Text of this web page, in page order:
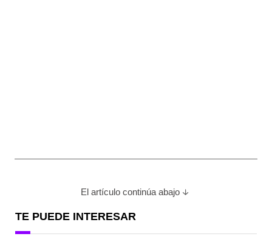
El artículo continúa abajo
TE PUEDE INTERESAR